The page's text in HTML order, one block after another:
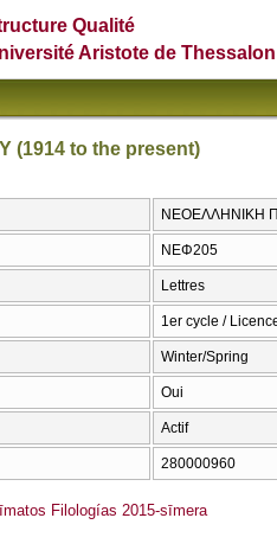
Qualité
Aristote de
(1914 to the present)
ΝΕΟΕΛΛΗΝΙΚΗ
ΝΕΦ205
Lettres
1er cycle /
Winter/Spring
Oui
Actif
280000960
Filologías 2015-sīmera